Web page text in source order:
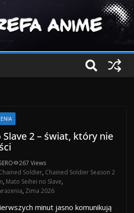
2 – świat, który nie
267 Views
Soldier, Chained Soldier Season 2
, Mato Seihei no Slave,
, Zima 2026
minut jasno komunikują